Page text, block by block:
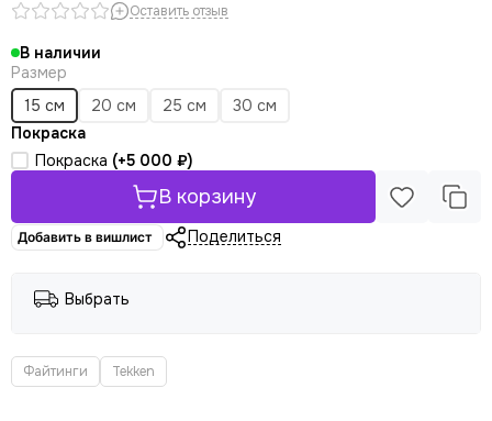
Оставить отзыв
В наличии
Размер
15 см
20 см 25 см
30 см
Покраска
Покраска (+5 000 ₽)
В корзину
Добавить в вишлист Поделиться
Выбрать
Файтинги Tekken